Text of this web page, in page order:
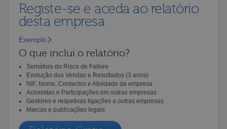
Registe-se e aceda ao relatório
desta empresa
Exemplo
O que inclui o relatório?
Semáforo do Risco de Failure
Evolução das Vendas e Resultados (3 anos)
NIF, Nome, Contactos e Atividade da empresa
Acionistas e Participações em outras empresas
Gestores e respetivas ligações a outras empresas
Marcas e publicações legais